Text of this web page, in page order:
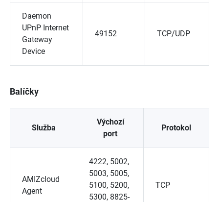
Daemon
UPnP Internet
Gateway
Device
49152 TCP/UDP
Balíčky
Služba
Výchozí
port
Protokol
AMIZcloud
Agent
4222, 5002,
5003, 5005,
5100, 5200,
5300, 8825-
TCP